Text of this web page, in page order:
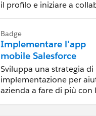
il profilo e iniziare a
Badge
Implementare l'app
mobile Salesforce
Sviluppa una strategia di
implementazione per
azienda a fare di più